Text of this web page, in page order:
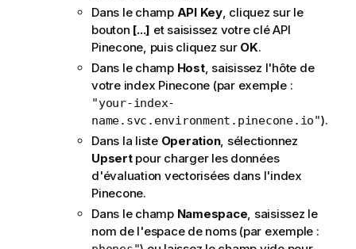
Dans le champ API Key, cliquez sur le
bouton [...] et saisissez votre clé API
Pinecone, puis cliquez sur OK.
Dans le champ Host, saisissez l'hôte de
votre index Pinecone (par exemple :
"your-index-
name.svc.environment.pinecone.io").
Dans la liste Operation, sélectionnez
Upsertpour charger les données
d'évaluation vectorisées dans l'index
Pinecone.
Dans le champ Namespace, saisissez le
nom de l'espace de noms (par exemple :